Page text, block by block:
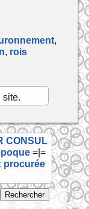
,
, rois
site.
CONSUL
=|=
procurée